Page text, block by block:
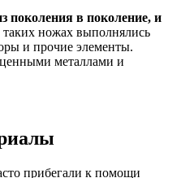
поколения в поколение, и
ножах выполнялись
и прочие элементы.
металлами и
прибегали к помощи